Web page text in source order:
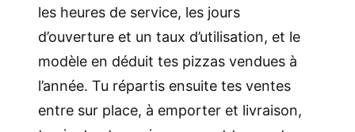
les heures de service, les jours
d’ouverture et un taux d’utilisation, et le
modèle en déduit tes pizzas vendues à
l’année. Tu répartis ensuite tes ventes
entre sur place, à emporter et livraison,